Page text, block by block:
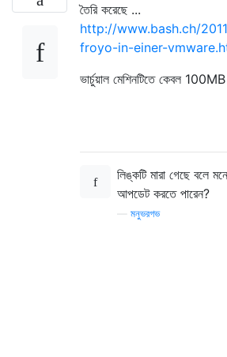
তৈরি করেছে ...
http://www.bash.ch/
froyo-in-einer-
ভার্চুয়াল মেশিনটিতে কেবল
লিঙ্কটি মারা গেছে বলে
আপডেট করতে পারেন?
মনুভরগভ